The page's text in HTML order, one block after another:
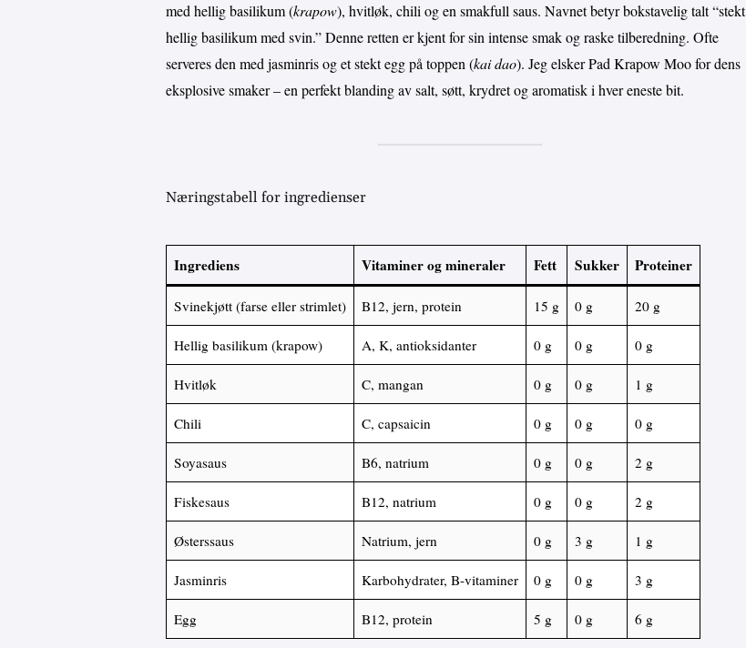
med hellig basilikum (krapow), hvitløk, chili og en smakfull saus. Navnet betyr bokstavelig talt “stekt
hellig basilikum med svin.” Denne retten er kjent for sin intense smak og raske tilberedning. Ofte
serveres den med jasminris og et stekt egg på toppen (kai dao). Jeg elsker Pad Krapow Moo for dens
eksplosive smaker – en perfekt blanding av salt, søtt, krydret og aromatisk i hver eneste bit.
Næringstabell for ingredienser
Ingrediens Vitaminer og mineraler Fett Sukker Proteiner
Svinekjøtt (farse eller strimlet) B12, jern, protein 15 g 0 g 20 g
Hellig basilikum (krapow) A, K, antioksidanter 0 g 0 g 0 g
Hvitløk C, mangan 0 g 0 g 1 g
Chili C, capsaicin 0 g 0 g 0 g
Soyasaus B6, natrium 0 g 0 g 2 g
Fiskesaus B12, natrium 0 g 0 g 2 g
Østerssaus Natrium, jern 0 g 3 g 1 g
Jasminris Karbohydrater, B-vitaminer 0 g 0 g 3 g
Egg B12, protein 5 g 0 g 6 g